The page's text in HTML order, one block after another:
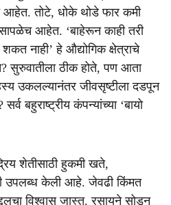
आहेत. तोटे, धोके थोडे फार कमी
आहेत. ‘बाहेरून काही तरी
नाही’ हे औद्योगिक क्षेत्राचे
सुरुवातीला ठीक होते, पण आता
उकलल्यानंतर जीवसृष्टीला दडपून
बहुराष्ट्रीय कंपन्यांच्या ‘बायो
शेतीसाठी हुकमी खते,
उपलब्ध केली आहे. जेवढी किंमत
विश्वास जास्त. रसायने सोडून